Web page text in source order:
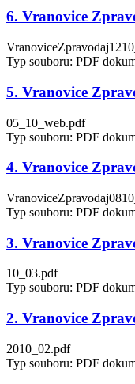
6. Vranovice
Typ souboru: PDF
5. Vranovice
05_10_web.pdf
Typ souboru: PDF
4. Vranovice
Typ souboru: PDF
3. Vranovice
10_03.pdf
Typ souboru: PDF
2. Vranovice
2010_02.pdf
Typ souboru: PDF